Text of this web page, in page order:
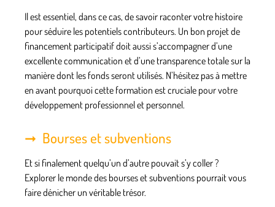
Il est essentiel, dans ce cas, de savoir raconter votre histoire
pour séduire les potentiels contributeurs. Un bon projet de
financement participatif doit aussi s’accompagner d’une
excellente communication et d’une transparence totale sur la
manière dont les fonds seront utilisés. N’hésitez pas à mettre
en avant pourquoi cette formation est cruciale pour votre
développement professionnel et personnel.
Bourses et subventions
Et si finalement quelqu’un d’autre pouvait s’y coller ?
Explorer le monde des bourses et subventions pourrait vous
faire dénicher un véritable trésor.